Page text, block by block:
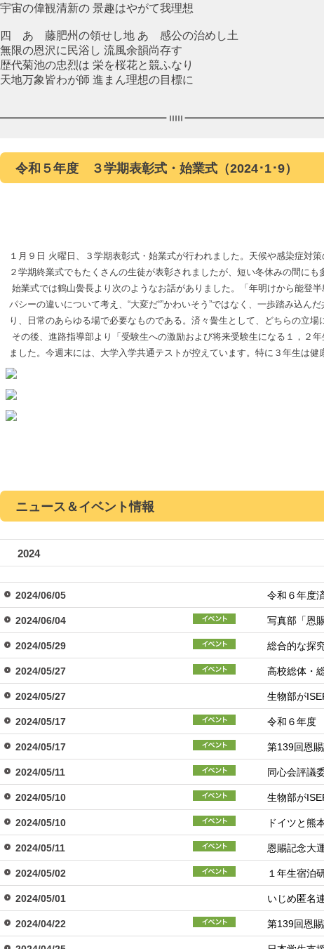
宇宙の偉観清新の 景趣はやがて我理想
四 あゝ藤肥州の領せし地 あゝ感公の治めし土
無限の恩沢に民浴し 流風余韻尚存す
歴代菊池の忠烈は 栄を桜花と競ふなり
天地万象皆わが師 進まん理想の目標に
令和５年度 ３学期表彰式・始業式（2024･1･9）
１月９日 火曜日、３学期表彰式・始業式が行われました。天候や感染症対
２学期終業式でもたくさんの生徒が表彰されましたが、短い冬休みの間に
始業式では鶴山黌長より次のようなお話がありました。「年明けから能登
パシーの違いについて考え、“大変だ“”かわいそう”ではなく、一歩踏み込
り、日常のあらゆる場で必要なものである。済々黌生として、どちらの立
その後、進路指導部より「受験生への激励および将来受験生になる１，２
ました。今週末には、大学入学共通テストが控えています。特に３年生は
ニュース＆イベント情報
2024
2024/06/05 令和６年度
2024/06/04 写真部「恩
2024/05/29 総合的な探
2024/05/27 高校総体・
2024/05/27 生物部が
2024/05/17 令和６年度
2024/05/17 第139回恩
2024/05/11 同心会評議
2024/05/10 生物部が
2024/05/10 ドイツと熊
2024/05/11 恩賜記念大
2024/05/02 １年生宿泊
2024/05/01 いじめ匿名
2024/04/22 第139回恩